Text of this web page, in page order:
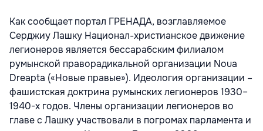
Как сообщает портал ГРЕНАДА, возглавляемое
Серджиу Лашку Национал-христианское движение
легионеров является бессарабским филиалом
румынской праворадикальной организации Noua
Dreaptа («Новые правые»). Идеология организации –
фашистская доктрина румынских легионеров 1930–
1940-х годов. Члены организации легионеров во
главе с Лашку участвовали в погромах парламента и